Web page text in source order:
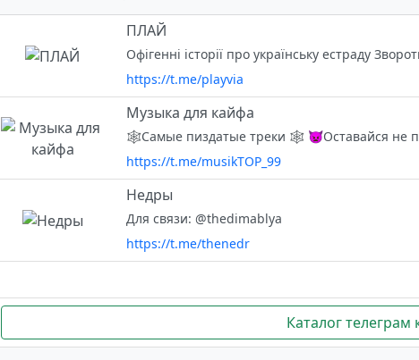
ПЛАЙ
Офігенні історії про українську естраду
https://t.me/playvia
Музыка для кайфа
https://t.me/musikTOP_99
Недры
Для связи: @thedimablya
https://t.me/thenedr
Каталог телеграм